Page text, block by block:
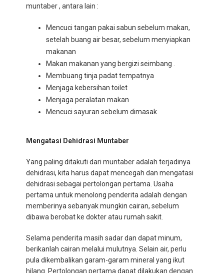
muntaber , antara lain :
Mencuci tangan pakai sabun sebelum makan,
setelah buang air besar, sebelum menyiapkan
makanan
Makan makanan yang bergizi seimbang .
Membuang tinja padat tempatnya
Menjaga kebersihan toilet
Menjaga peralatan makan
Mencuci sayuran sebelum dimasak
Mengatasi Dehidrasi Muntaber
Yang paling ditakuti dari muntaber adalah terjadinya
dehidrasi, kita harus dapat mencegah dan mengatasi
dehidrasi sebagai pertolongan pertama. Usaha
pertama untuk menolong penderita adalah dengan
memberinya sebanyak mungkin cairan, sebelum
dibawa berobat ke dokter atau rumah sakit.
Selama penderita masih sadar dan dapat minum,
berikanlah cairan melalui mulutnya. Selain air, perlu
pula dikembalikan garam-garam mineral yang ikut
hilang. Pertolongan pertama dapat dilakukan dengan